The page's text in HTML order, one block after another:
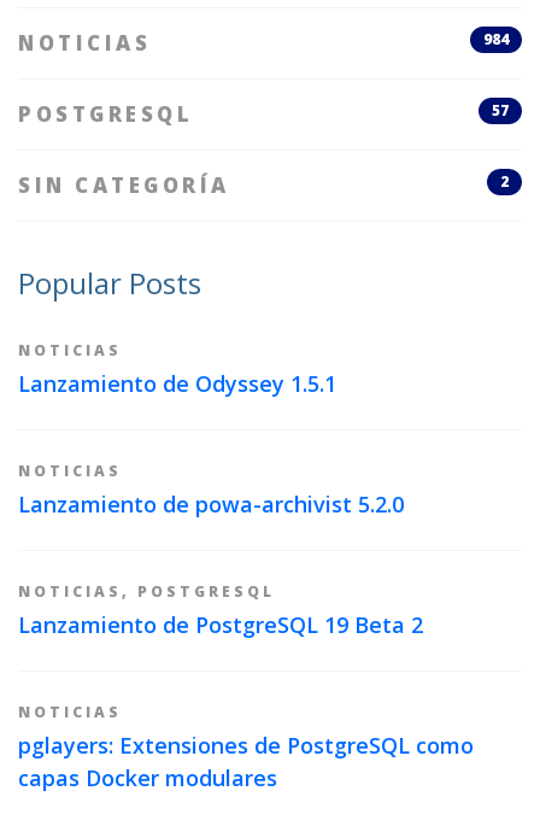
NOTICIAS 984
POSTGRESQL 57
SIN CATEGORÍA 2
Popular Posts
NOTICIAS
Lanzamiento de Odyssey 1.5.1
NOTICIAS
Lanzamiento de powa-archivist 5.2.0
NOTICIAS , POSTGRESQL
Lanzamiento de PostgreSQL 19 Beta 2
NOTICIAS
pglayers: Extensiones de PostgreSQL como
capas Docker modulares